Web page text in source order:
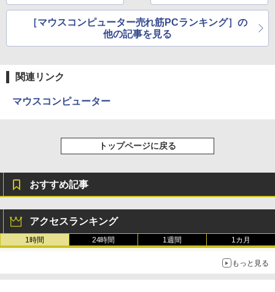
が2位にランクイン
位に
［マウスコンピューター売れ筋PCランキング］の
他の記事を見る
関連リンク
マウスコンピューター
トップページに戻る
おすすめ記事
アクセスランキング
1時間 24時間 1週間 1カ月
もっと見る